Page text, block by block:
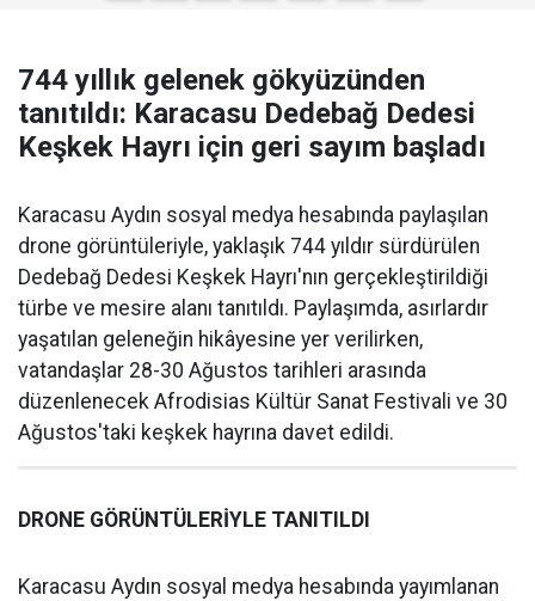
744 yıllık gelenek gökyüzünden
tanıtıldı: Karacasu Dedebağ Dedesi
Keşkek Hayrı için geri sayım başladı
Karacasu Aydın sosyal medya hesabında paylaşılan
drone görüntüleriyle, yaklaşık 744 yıldır sürdürülen
Dedebağ Dedesi Keşkek Hayrı'nın gerçekleştirildiği
türbe ve mesire alanı tanıtıldı. Paylaşımda, asırlardır
yaşatılan geleneğin hikâyesine yer verilirken,
vatandaşlar 28-30 Ağustos tarihleri arasında
düzenlenecek Afrodisias Kültür Sanat Festivali ve 30
Ağustos'taki keşkek hayrına davet edildi.
DRONE GÖRÜNTÜLERİYLE TANITILDI
Karacasu Aydın sosyal medya hesabında yayımlanan